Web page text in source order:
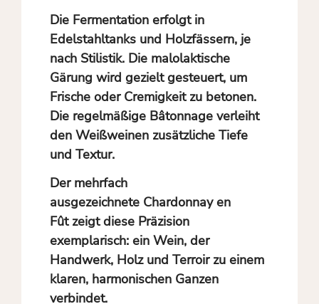
Die Fermentation erfolgt in
Edelstahltanks und Holzfässern, je
nach Stilistik. Die malolaktische
Gärung wird gezielt gesteuert, um
Frische oder Cremigkeit zu betonen.
Die regelmäßige Bâtonnage verleiht
den Weißweinen zusätzliche Tiefe
und Textur.
Der mehrfach
ausgezeichnete Chardonnay en
Fût zeigt diese Präzision
exemplarisch: ein Wein, der
Handwerk, Holz und Terroir zu einem
klaren, harmonischen Ganzen
verbindet.